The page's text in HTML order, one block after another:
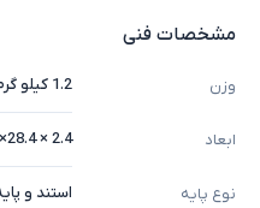
480 مگابیت
یک شارژر بی سیم است. این
مشخصات فنی
وزن 1.2 کیلو گرم
ابعاد 2.4 × 28.4× 36 سانتی متر
نوع پایه استند و